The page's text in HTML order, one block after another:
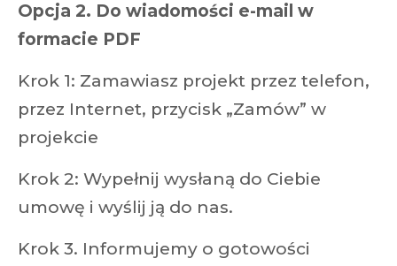
Opcja 2. Do wiadomości e-mail w
formacie PDF
Krok 1: Zamawiasz projekt przez telefon,
przez Internet, przycisk „Zamów” w
projekcie
Krok 2: Wypełnij wysłaną do Ciebie
umowę i wyślij ją do nas.
Krok 3. Informujemy o gotowości